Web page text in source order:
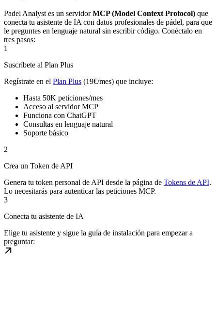
Padel Analyst es un servidorMCP (Model Context Protocol) que
conecta tu asistente de IA con datos profesionales de pádel, para que
le preguntes en lenguaje natural sin escribir código. Conéctalo en
tres pasos:
1
Suscríbete al Plan Plus
Regístrate en el Plan Plus (19€/mes) que incluye:
Hasta 50K peticiones/mes
Acceso al servidor MCP
Funciona con ChatGPT
Consultas en lenguaje natural
Soporte básico
2
Crea un Token de API
Genera tu token personal de API desde la página de Tokens de API.
Lo necesitarás para autenticar las peticiones MCP.
3
Conecta tu asistente de IA
Elige tu asistente y sigue la guía de instalación para empezar a
preguntar: